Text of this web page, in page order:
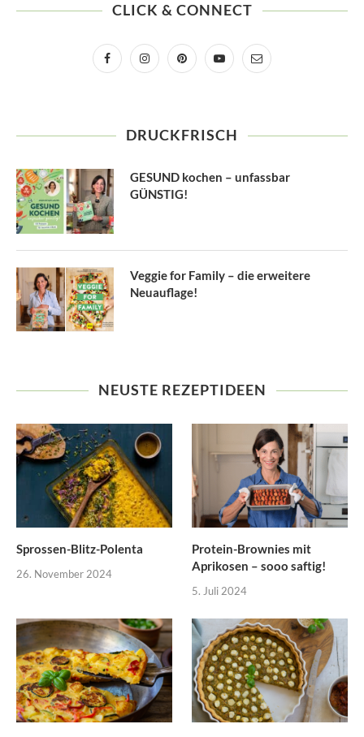
CLICK & CONNECT
DRUCKFRISCH
GESUND kochen – unfassbar
GÜNSTIG!
Veggie for Family – die erweitere
Neuauflage!
NEUSTE REZEPTIDEEN
Sprossen-Blitz-Polenta
26. November 2024
Protein-Brownies mit
Aprikosen – sooo saftig!
5. Juli 2024